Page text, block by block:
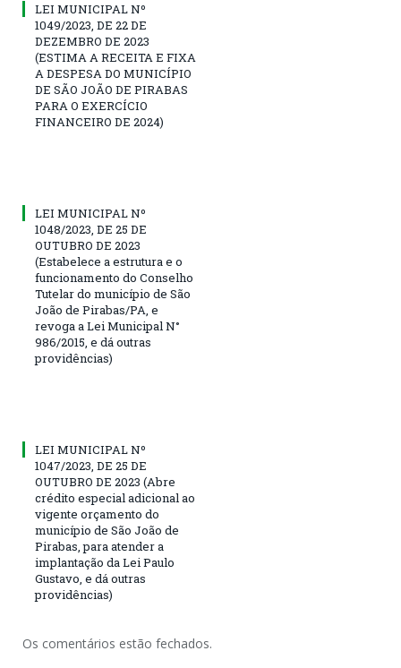
LEI MUNICIPAL Nº
1049/2023, DE 22 DE
DEZEMBRO DE 2023
(ESTIMA A RECEITA E FIXA
A DESPESA DO MUNICÍPIO
DE SÃO JOÃO DE PIRABAS
PARA O EXERCÍCIO
FINANCEIRO DE 2024)
LEI MUNICIPAL Nº
1048/2023, DE 25 DE
OUTUBRO DE 2023
(Estabelece a estrutura e o
funcionamento do Conselho
Tutelar do município de São
João de Pirabas/PA, e
revoga a Lei Municipal N°
986/2015, e dá outras
providências)
LEI MUNICIPAL Nº
1047/2023, DE 25 DE
OUTUBRO DE 2023 (Abre
crédito especial adicional ao
vigente orçamento do
município de São João de
Pirabas, para atender a
implantação da Lei Paulo
Gustavo, e dá outras
providências)
Os comentários estão fechados.